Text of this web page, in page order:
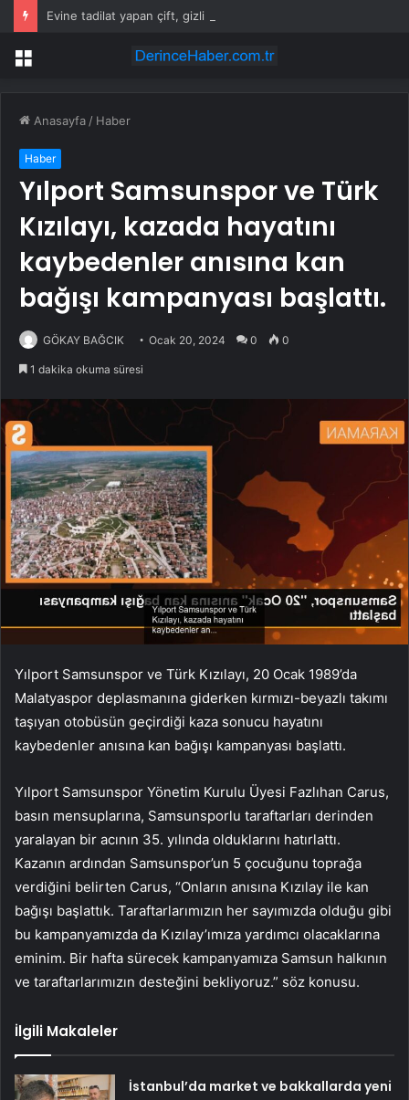
Menü
Anasayfa / Haber
Haber
Yılport Samsunspor ve Türk
Kızılayı, kazada hayatını
kaybedenler anısına kan
bağışı kampanyası başlattı.
GÖKAY BAĞCIK Ocak 20, 2024 0 0
1 dakika okuma süresi
Yılport Samsunspor ve Türk Kızılayı, 20 Ocak 1989’da
Malatyaspor deplasmanına giderken kırmızı-beyazlı takımı
taşıyan otobüsün geçirdiği kaza sonucu hayatını
kaybedenler anısına kan bağışı kampanyası başlattı.
Yılport Samsunspor Yönetim Kurulu Üyesi Fazlıhan Carus,
basın mensuplarına, Samsunsporlu taraftarları derinden
yaralayan bir acının 35. yılında olduklarını hatırlattı.
Kazanın ardından Samsunspor’un 5 çocuğunu toprağa
verdiğini belirten Carus, “Onların anısına Kızılay ile kan
bağışı başlattık. Taraftarlarımızın her sayımızda olduğu gibi
bu kampanyamızda da Kızılay’ımıza yardımcı olacaklarına
eminim. Bir hafta sürecek kampanyamıza Samsun halkının
ve taraftarlarımızın desteğini bekliyoruz.” söz konusu.
İlgili Makaleler
İstanbul’da market ve bakkallarda yeni